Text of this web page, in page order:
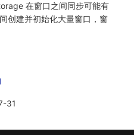
在窗口之间同步可能有
创建并初始化大量窗口，窗
31